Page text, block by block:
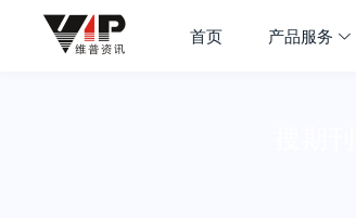
首页 产品服务